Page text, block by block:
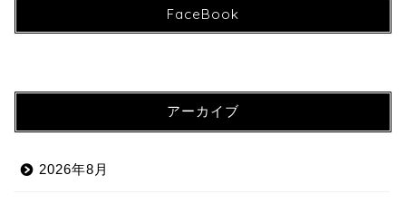
FaceBook
アーカイブ
2026年8月